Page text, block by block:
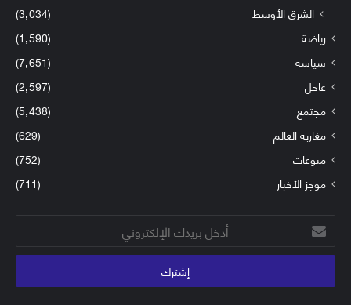
الشرق الأوسط
(3٬034)
رياضة
(1٬590)
سياسة
(7٬651)
عاجل
(2٬597)
مجتمع
(5٬438)
مغاربة العالم
(629)
منوعات
(752)
موجز الأخبار
(711)
أدخل
بريدك
الإلكتروني